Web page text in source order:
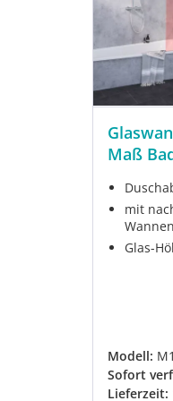
Maß
mit
Glas-
Modell:
Sofort
Lieferzeit: